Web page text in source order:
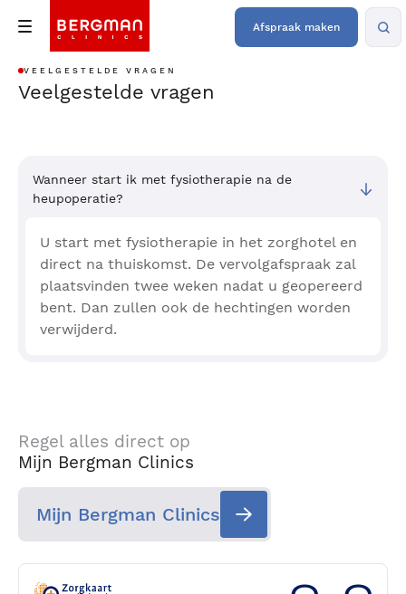
Afspraak maken
VEELGESTELDE VRAGEN
Veelgestelde vragen
Wanneer start ik met fysiotherapie na de
heupoperatie?
U start met fysiotherapie in het zorghotel en
direct na thuiskomst. De vervolgafspraak zal
plaatsvinden twee weken nadat u geopereerd
bent. Dan zullen ook de hechtingen worden
verwijderd.
Regel alles direct op
Mijn Bergman Clinics
Mijn Bergman Clinics